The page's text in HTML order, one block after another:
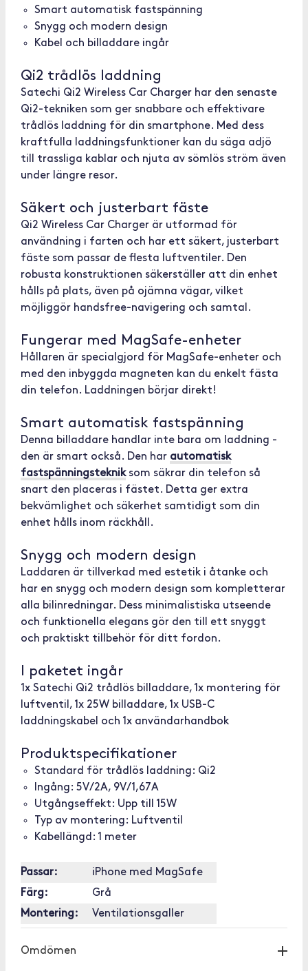
Smart automatisk fastspänning
Snygg och modern design
Kabel och billaddare ingår
Qi2 trådlös laddning
Satechi Qi2 Wireless Car Charger har den senaste
Qi2-tekniken som ger snabbare och effektivare
trådlös laddning för din smartphone. Med dess
kraftfulla laddningsfunktioner kan du säga adjö
till trassliga kablar och njuta av sömlös ström även
under längre resor.
Säkert och justerbart fäste
Qi2 Wireless Car Charger är utformad för
användning i farten och har ett säkert, justerbart
fäste som passar de flesta luftventiler. Den
robusta konstruktionen säkerställer att din enhet
hålls på plats, även på ojämna vägar, vilket
möjliggör handsfree-navigering och samtal.
Fungerar med MagSafe-enheter
Hållaren är specialgjord för MagSafe-enheter och
med den inbyggda magneten kan du enkelt fästa
din telefon. Laddningen börjar direkt!
Smart automatisk fastspänning
Denna billaddare handlar inte bara om laddning -
den är smart också. Den har automatisk
fastspänningstekniksom säkrar din telefon så
snart den placeras i fästet. Detta ger extra
bekvämlighet och säkerhet samtidigt som din
enhet hålls inom räckhåll.
Snygg och modern design
Laddaren är tillverkad med estetik i åtanke och
har en snygg och modern design som kompletterar
alla bilinredningar. Dess minimalistiska utseende
och funktionella elegans gör den till ett snyggt
och praktiskt tillbehör för ditt fordon.
I paketet ingår
1x Satechi Qi2 trådlös billaddare, 1x montering för
luftventil, 1x 25W billaddare, 1x USB-C
laddningskabel och 1x användarhandbok
Produktspecifikationer
Standard för trådlös laddning: Qi2
Ingång: 5V/2A, 9V/1,67A
Utgångseffekt: Upp till 15W
Typ av montering: Luftventil
Kabellängd: 1 meter
Passar:
iPhone med MagSafe
Färg:
Grå
Montering:
Ventilationsgaller
Omdömen